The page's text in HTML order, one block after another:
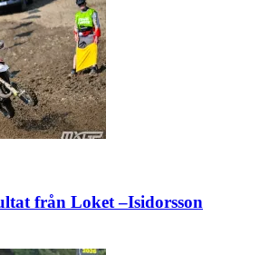
från Loket –Isidorsson